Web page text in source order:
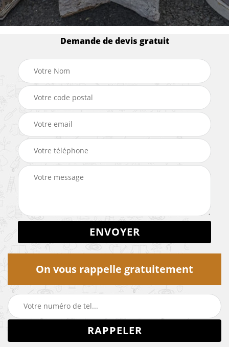
Demande de devis gratuit
On vous rappelle gratuitement